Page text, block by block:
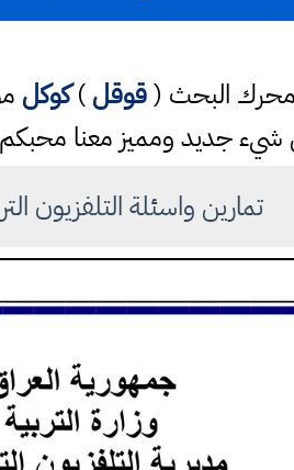
محرك البحث (قوقل)كوكل
شيء جديد ومميز معنا
تمارين واسئلة التلفزيون